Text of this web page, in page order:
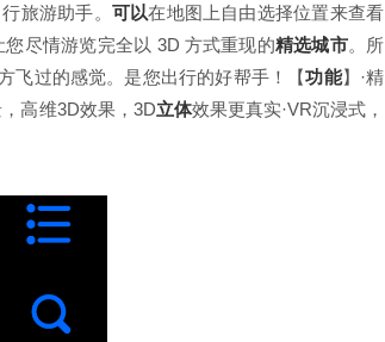
旅游助手。 可以在地图上自由选择位置来查看
您尽情游览完全以 3D 方式重现的精选城市。所
飞过的感觉。是您出行的好帮手！【功能】·精
高维3D效果，3D立体效果更真实·VR沉浸式，